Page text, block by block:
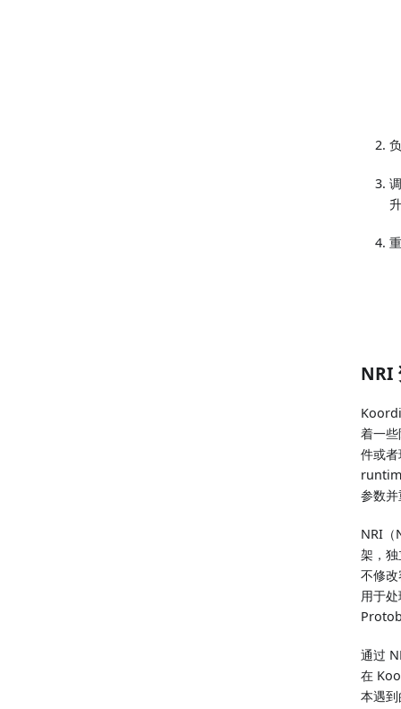
NRI
着一
件或
参数并
NRI（
架，
不修
用于
通过
在
本遇